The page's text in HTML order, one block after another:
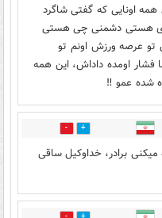
اونایی که گفتی شاگرد
هستی دشمنی چی هستی
تو عرصه ورزش اونم تو
فشار اومده داداش، این‌ همه
شده عمو ‼️
12
میکنی برادر، خداوکیل ساقی